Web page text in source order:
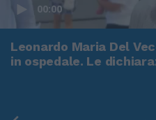
00:00
Leonardo Maria Del
in ospedale. Le